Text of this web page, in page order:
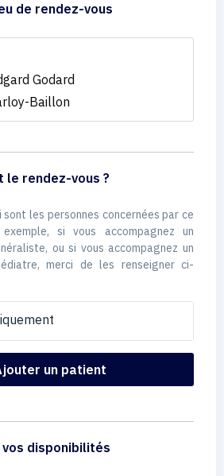
de rendez-vous
Godard
Baillon
le rendez-vous ?
sont les personnes concernées par ce
si vous accompagnez un
ou si vous accompagnez un
merci de les renseigner ci-
un patient
vos disponibilités